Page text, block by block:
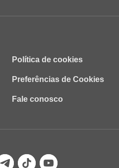
Política de cookies
Preferências de Cookies
Fale conosco